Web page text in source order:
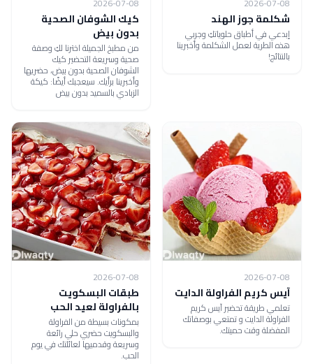
شكلمة جوز الهند
إبدعي في أطباق حلوياتكِ وجربي
هذه الطرية لعمل الشكلمة وأخبرينا
بالنتائج!
كيك الشوفان الصحية
بدون بيض
من مطبخ الجميلة اخترنا لكِ وصفة
صحية وسريعة التحضير كيك
الشوفان الصحية بدون بيض، حضريها
وأخبرينا برأيك. سيعجبك أيضًا: كيكة
الزبادي بالسميد بدون بيض
2026-07-08
آيس كريم الفراولة الدايت
تعلمي طريقة تحضير آيس كريم
الفراولة الدايت و تمتعي بوصفاتك
المفضلة وقت حميتك.
2026-07-08
طبقات البسكويت
بالفراولة لعيد الحب
بمكونات بسيطة من الفراولة
والبسكويت حضري حلي رائعة
وسريعة وقدميها لعائلتك في يوم
الحب.